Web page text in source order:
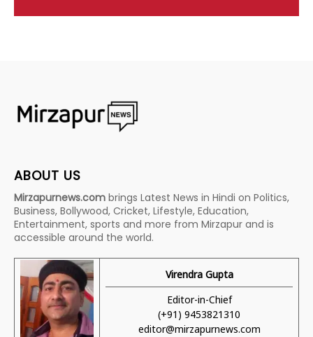
ABOUT US
Mirzapurnews.com brings Latest News in Hindi on Politics,
Business, Bollywood, Cricket, Lifestyle, Education,
Entertainment, sports and more from Mirzapur and is
accessible around the world.
Virendra Gupta
Editor-in-Chief
(+91) 9453821310
editor@mirzapurnews.com